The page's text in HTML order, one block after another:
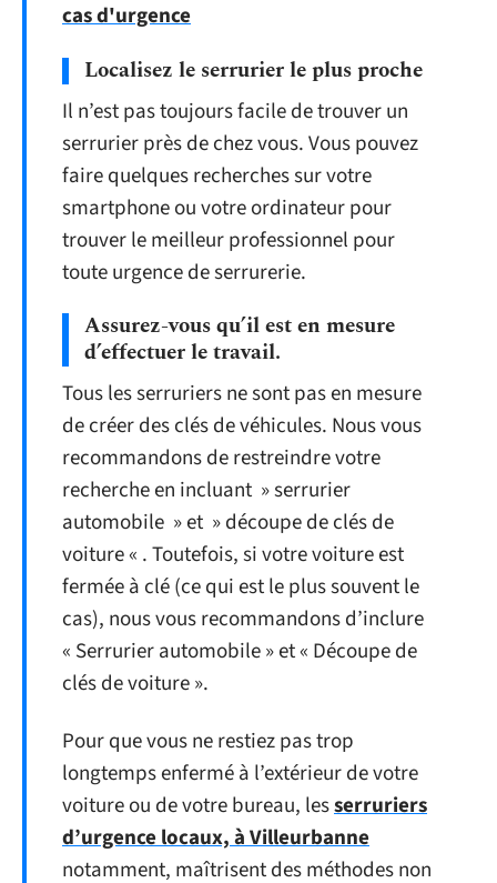
cas d'urgence
Localisez le serrurier le plus proche
Il n’est pas toujours facile de trouver un
serrurier près de chez vous. Vous pouvez
faire quelques recherches sur votre
smartphone ou votre ordinateur pour
trouver le meilleur professionnel pour
toute urgence de serrurerie.
Assurez-vous qu’il est en mesure
d’effectuer le travail.
Tous les serruriers ne sont pas en mesure
de créer des clés de véhicules. Nous vous
recommandons de restreindre votre
recherche en incluant » serrurier
automobile » et » découpe de clés de
voiture « . Toutefois, si votre voiture est
fermée à clé (ce qui est le plus souvent le
cas), nous vous recommandons d’inclure
« Serrurier automobile » et « Découpe de
clés de voiture ».
Pour que vous ne restiez pas trop
longtemps enfermé à l’extérieur de votre
voiture ou de votre bureau, lesserruriers
d’urgence locaux, à Villeurbanne
notamment, maîtrisent des méthodes non